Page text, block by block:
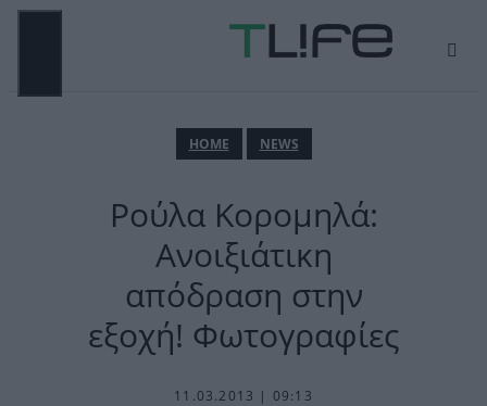
Μετάβαση
ΗΟΜΕ NEWS
Ρούλα Κορομηλά:
Ανοιξιάτικη
απόδραση στην
εξοχή! Φωτογραφίες
11.03.2013 | 09:13